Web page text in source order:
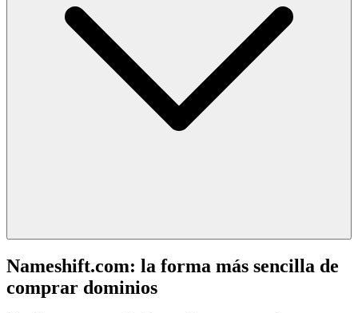
Nameshift.com: la forma más sencilla de
comprar dominios